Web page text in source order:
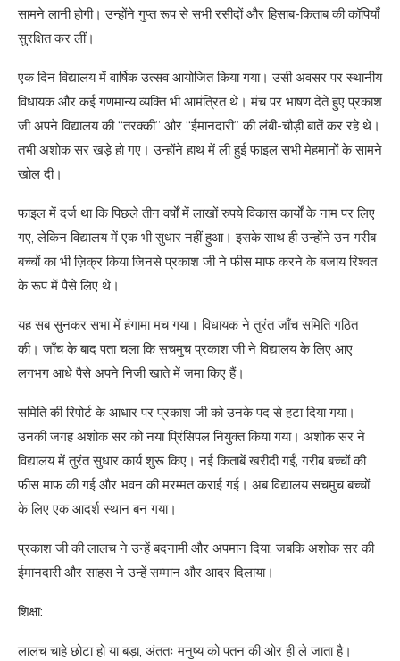
सामने लानी होगी। उन्होंने गुप्त रूप से सभी रसीदों और हिसाब-किताब की कॉपियाँ
सुरक्षित कर लीं।
एक दिन विद्यालय में वार्षिक उत्सव आयोजित किया गया। उसी अवसर पर स्थानीय
विधायक और कई गणमान्य व्यक्ति भी आमंत्रित थे। मंच पर भाषण देते हुए प्रकाश
जी अपने विद्यालय की “तरक्की” और “ईमानदारी” की लंबी-चौड़ी बातें कर रहे थे।
तभी अशोक सर खड़े हो गए। उन्होंने हाथ में ली हुई फाइल सभी मेहमानों के सामने
खोल दी।
फाइल में दर्ज था कि पिछले तीन वर्षों में लाखों रुपये विकास कार्यों के नाम पर लिए
गए, लेकिन विद्यालय में एक भी सुधार नहीं हुआ। इसके साथ ही उन्होंने उन गरीब
बच्चों का भी ज़िक्र किया जिनसे प्रकाश जी ने फीस माफ करने के बजाय रिश्वत
के रूप में पैसे लिए थे।
यह सब सुनकर सभा में हंगामा मच गया। विधायक ने तुरंत जाँच समिति गठित
की। जाँच के बाद पता चला कि सचमुच प्रकाश जी ने विद्यालय के लिए आए
लगभग आधे पैसे अपने निजी खाते में जमा किए हैं।
समिति की रिपोर्ट के आधार पर प्रकाश जी को उनके पद से हटा दिया गया।
उनकी जगह अशोक सर को नया प्रिंसिपल नियुक्त किया गया। अशोक सर ने
विद्यालय में तुरंत सुधार कार्य शुरू किए। नई किताबें खरीदी गईं, गरीब बच्चों की
फीस माफ की गई और भवन की मरम्मत कराई गई। अब विद्यालय सचमुच बच्चों
के लिए एक आदर्श स्थान बन गया।
प्रकाश जी की लालच ने उन्हें बदनामी और अपमान दिया, जबकि अशोक सर की
ईमानदारी और साहस ने उन्हें सम्मान और आदर दिलाया।
शिक्षा:
लालच चाहे छोटा हो या बड़ा, अंततः मनुष्य को पतन की ओर ही ले जाता है।